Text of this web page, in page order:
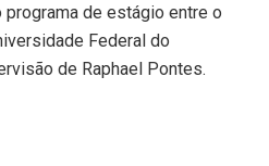
de estágio entre o
Federal do
de Raphael Pontes.